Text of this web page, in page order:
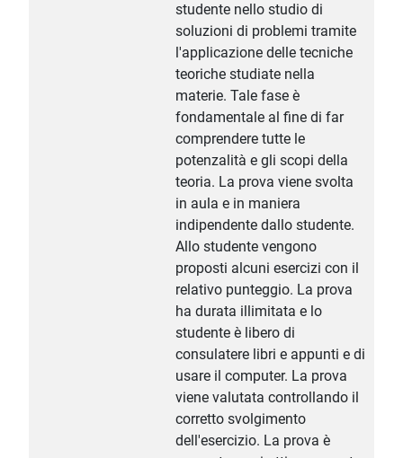
studente nello studio di
soluzioni di problemi tramite
l'applicazione delle tecniche
teoriche studiate nella
materie. Tale fase è
fondamentale al fine di far
comprendere tutte le
potenzalità e gli scopi della
teoria. La prova viene svolta
in aula e in maniera
indipendente dallo studente.
Allo studente vengono
proposti alcuni esercizi con il
relativo punteggio. La prova
ha durata illimitata e lo
studente è libero di
consulatere libri e appunti e di
usare il computer. La prova
viene valutata controllando il
corretto svolgimento
dell'esercizio. La prova è